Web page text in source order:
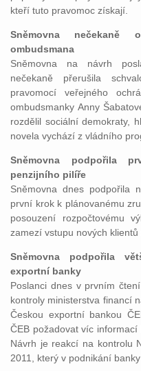
kteří tuto pravomoc získají.
Sněmovna nečekaně
ombudsmana
Sněmovna na návrh
nečekaně přerušila
pravomocí veřejného
ombudsmanky Anny
rozdělil sociální demokraty,
novela vychází z vládního
Sněmovna podpořila
penzijního pilíře
Sněmovna dnes podpořila
první krok k plánovanému
posouzení rozpočtovému
zamezí vstupu nových klientů
Sněmovna podpořila
exportní banky
Poslanci dnes v prvním
kontroly ministerstva financí
Českou exportní bankou
ČEB požadovat víc
Návrh je reakcí na kontrolu
2011, který v podnikání